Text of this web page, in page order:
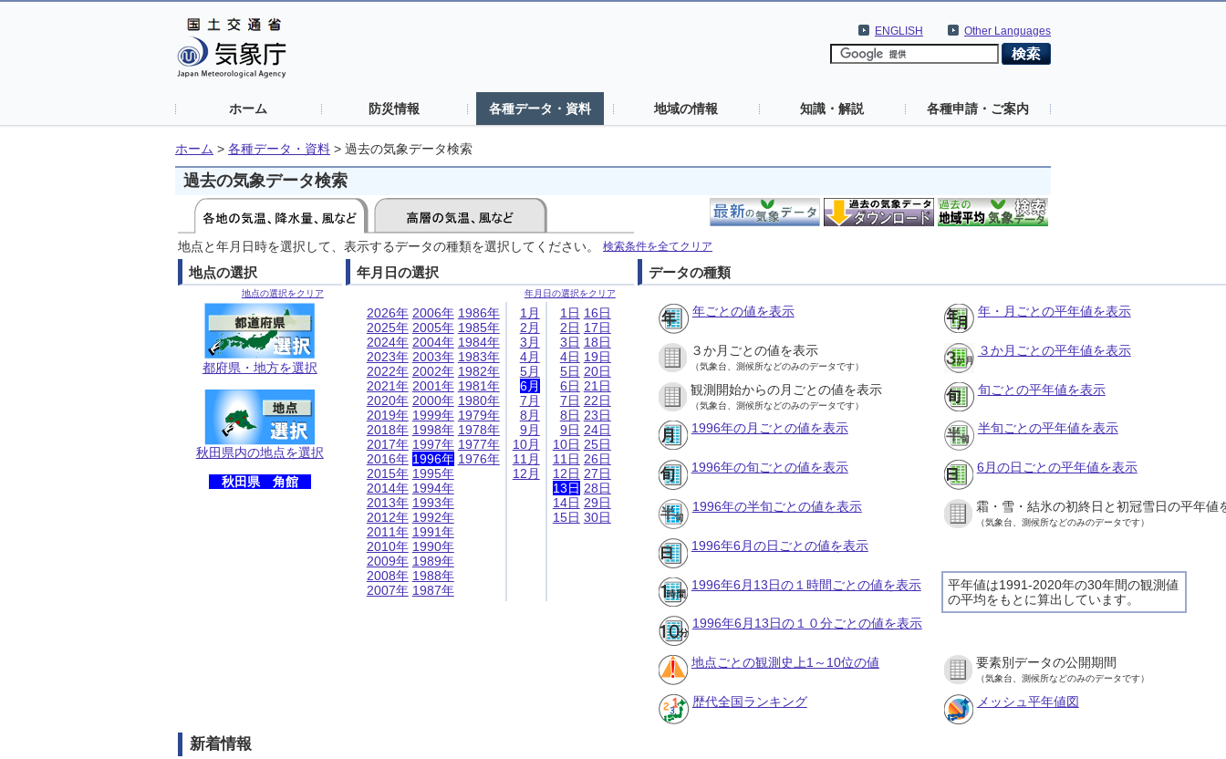
Other Languages
ENGLISH
ホーム 防災情報 各種データ・資料 地域の情報 知識・解説 各種申請・ご案内
ホーム > 各種データ・資料 > 過去の気象データ検索
過去の気象データ検索
地点と年月日時を選択して、表示するデータの種類を選択してください。 検索条件を全てクリア
地点の選択
地点の選択をクリア
都府県・地方を選択
秋田県内の地点を選択
秋田県 角館
年月日の選択
年月日の選択をクリア
2026年
2025年
2024年
2023年
2022年
2021年
2020年
2019年
2018年
2017年
2016年
2015年
2014年
2013年
2012年
2011年
2010年
2009年
2008年
2007年
2006年
2005年
2004年
2003年
2002年
2001年
2000年
1999年
1998年
1997年
1996年
1995年
1994年
1993年
1992年
1991年
1990年
1989年
1988年
1987年
1986年
1985年
1984年
1983年
1982年
1981年
1980年
1979年
1978年
1977年
1976年
1月
2月
3月
4月
5月
6月
7月
8月
9月
10月
11月
12月
1日
2日
3日
4日
5日
6日
7日
8日
9日
10日
11日
12日
13日
14日
15日
16日
17日
18日
19日
20日
21日
22日
23日
24日
25日
26日
27日
28日
29日
30日
データの種類
年ごとの値を表示 年・月ごとの平年値を表示
３か月ごとの値を表示
（気象台、測候所などのみのデータです）
３か月ごとの平年値を表示
観測開始からの月ごとの値を表示
（気象台、測候所などのみのデータです）
旬ごとの平年値を表示
1996年の月ごとの値を表示 半旬ごとの平年値を表示
1996年の旬ごとの値を表示 6月の日ごとの平年値を表示
1996年の半旬ごとの値を表示 霜・雪・結氷の初終日と初冠雪日の平年値
（気象台、測候所などのみのデータです）
1996年6月の日ごとの値を表示
平年値は1991-2020年の30年間の観測値
の平均をもとに算出しています。
1996年6月13日の１時間ごとの値を表示
1996年6月13日の１０分ごとの値を表示
地点ごとの観測史上1～10位の値 要素別データの公開期間
（気象台、測候所などのみのデータです）
歴代全国ランキング メッシュ平年値図
新着情報